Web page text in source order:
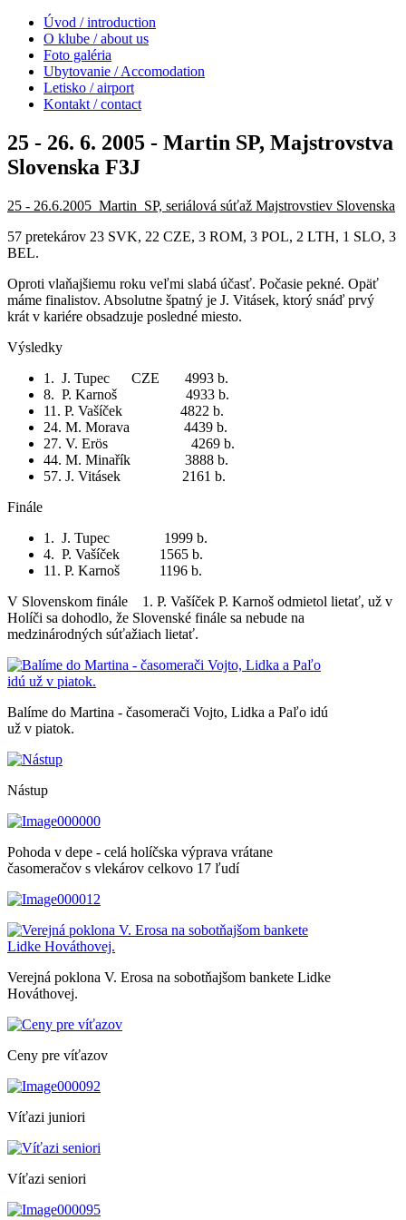
Úvod / introduction
O klube / about us
Foto galéria
Ubytovanie / Accomodation
Letisko / airport
Kontakt / contact
25 - 26. 6. 2005 - Martin SP, Majstrovstva
Slovenska F3J
25 - 26.6.2005 Martin SP, seriálová súťaž Majstrovstiev Slovenska
57 pretekárov 23 SVK, 22 CZE, 3 ROM, 3 POL, 2 LTH, 1 SLO, 3
BEL.
Oproti vlaňajšiemu roku veľmi slabá účasť. Počasie pekné. Opäť
máme finalistov. Absolutne špatný je J. Vitásek, ktorý snáď prvý
krát v kariére obsadzuje posledné miesto.
Výsledky
1. J. Tupec CZE 4993 b.
8. P. Karnoš 4933 b.
11. P. Vašíček 4822 b.
24. M. Morava 4439 b.
27. V. Erös 4269 b.
44. M. Minařík 3888 b.
57. J. Vitásek 2161 b.
Finále
1. J. Tupec 1999 b.
4. P. Vašíček 1565 b.
11. P. Karnoš 1196 b.
V Slovenskom finále 1. P. Vašíček P. Karnoš odmietol lietať, už v
Holíči sa dohodlo, že Slovenské finále sa nebude na
medzinárodných súťažiach lietať.
Balíme do Martina - časomerači Vojto, Lidka a Paľo idú
už v piatok.
Nástup
Pohoda v depe - celá holíčska výprava vrátane
časomeračov s vlekárov celkovo 17 ľudí
Verejná poklona V. Erosa na sobotňajšom bankete Lidke
Hováthovej.
Ceny pre víťazov
Víťazi juniori
Víťazi seniori